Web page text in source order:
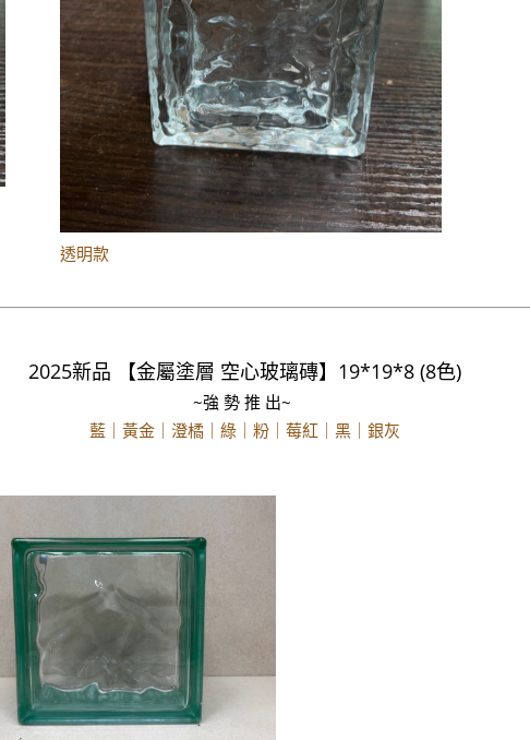
透明款
2025新品 【金屬塗層 空心玻璃磚】19*19*8 (8色)
~強 勢 推 出~
藍｜黃金｜澄橘｜綠｜粉｜莓紅｜黑｜銀灰